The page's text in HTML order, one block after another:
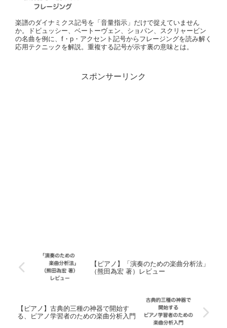
楽譜のダイナミクス記号を「音量指示」だけで捉えていません
か。ドビュッシー、ベートーヴェン、ショパン、スクリャービン
の名曲を例に、f・p・アクセント記号からフレージングを読み解く
応用テクニックを解説。重複する記号が示す裏の意味とは。
スポンサーリンク
【ピアノ】「演奏のための楽曲分析法」
（熊田為宏 著）レビュー
【ピアノ】古典的三種の神器で開始す
る、ピアノ学習者のための楽曲分析入門